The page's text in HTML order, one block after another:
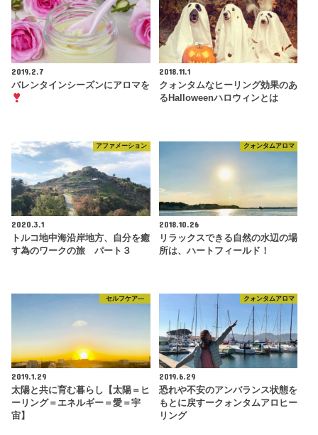
2019.2.7
バレンタインシーズンにアロマを
2018.11.1
クォンタムなヒーリング効果のあ
るHalloweenハロウィンとは
アファメーション
2020.3.1
トルコ地中海沿岸地方、自分を癒
す為のワークの旅 パート３
クォンタムアロマ
2018.10.26
リラックスできる自然の水辺の場
所は、ハートフィールド！
セルフケア―
2019.1.29
太陽と共に育む暮らし【太陽＝ヒ
ーリング＝エネルギー＝愛＝宇
宙】
クォンタムアロマ
2019.6.29
恐れや不安のアンバランス状態を
もとに戻すークォンタムアロヒー
リング